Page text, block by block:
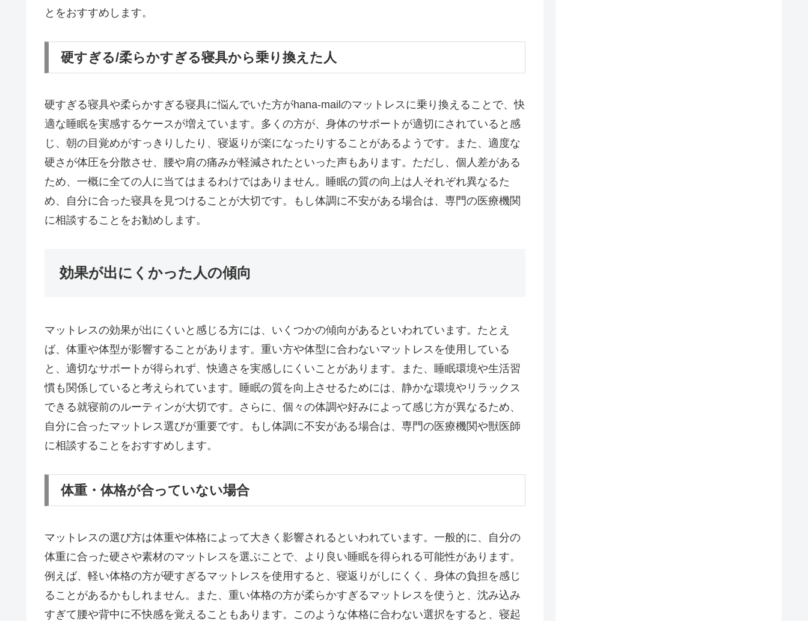
とをおすすめします。
硬すぎる/柔らかすぎる寝具から乗り換えた人
硬すぎる寝具や柔らかすぎる寝具に悩んでいた方がhana-mailのマットレスに乗り換えることで、快
適な睡眠を実感するケースが増えています。多くの方が、身体のサポートが適切にされていると感
じ、朝の目覚めがすっきりしたり、寝返りが楽になったりすることがあるようです。また、適度な
硬さが体圧を分散させ、腰や肩の痛みが軽減されたといった声もあります。ただし、個人差がある
ため、一概に全ての人に当てはまるわけではありません。睡眠の質の向上は人それぞれ異なるた
め、自分に合った寝具を見つけることが大切です。もし体調に不安がある場合は、専門の医療機関
に相談することをお勧めします。
効果が出にくかった人の傾向
マットレスの効果が出にくいと感じる方には、いくつかの傾向があるといわれています。たとえ
ば、体重や体型が影響することがあります。重い方や体型に合わないマットレスを使用している
と、適切なサポートが得られず、快適さを実感しにくいことがあります。また、睡眠環境や生活習
慣も関係していると考えられています。睡眠の質を向上させるためには、静かな環境やリラックス
できる就寝前のルーティンが大切です。さらに、個々の体調や好みによって感じ方が異なるため、
自分に合ったマットレス選びが重要です。もし体調に不安がある場合は、専門の医療機関や獣医師
に相談することをおすすめします。
体重・体格が合っていない場合
マットレスの選び方は体重や体格によって大きく影響されるといわれています。一般的に、自分の
体重に合った硬さや素材のマットレスを選ぶことで、より良い睡眠を得られる可能性があります。
例えば、軽い体格の方が硬すぎるマットレスを使用すると、寝返りがしにくく、身体の負担を感じ
ることがあるかもしれません。また、重い体格の方が柔らかすぎるマットレスを使うと、沈み込み
すぎて腰や背中に不快感を覚えることもあります。このような体格に合わない選択をすると、寝起